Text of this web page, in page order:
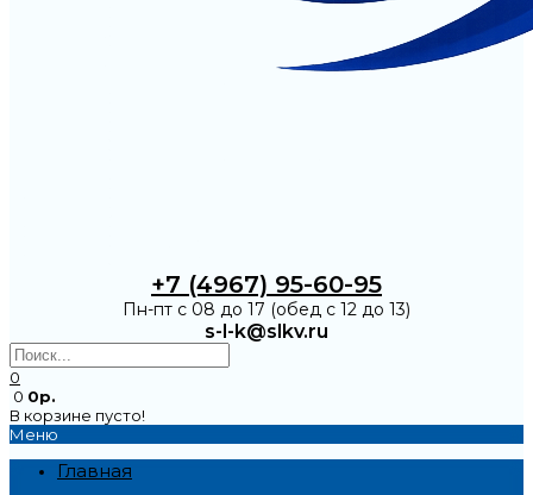
+7 (4967) 95-60-95
Пн-пт с 08 до 17 (обед с 12 до 13)
s-l-k@slkv.ru
0
0 0р.
В корзине пусто!
Меню
Главная